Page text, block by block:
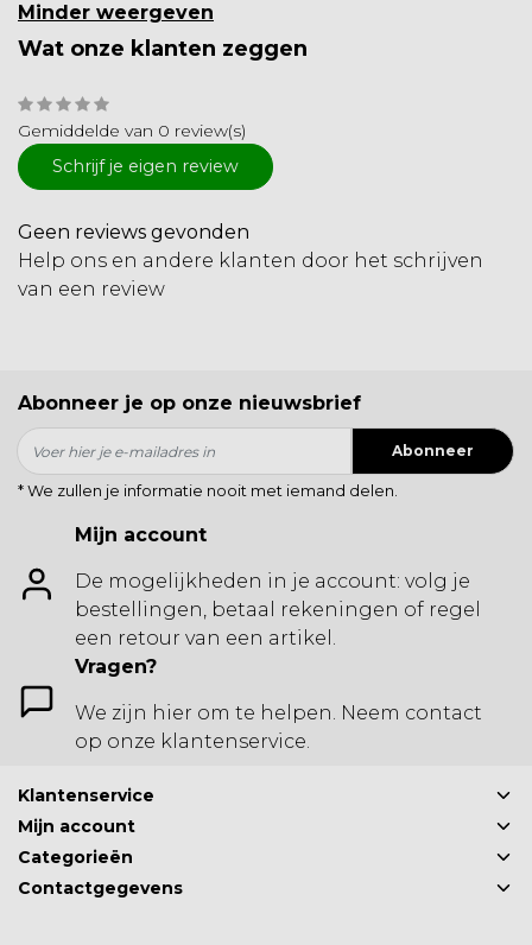
Minder weergeven
Wat onze klanten zeggen
Gemiddelde van 0 review(s)
Schrijf je eigen review
Geen reviews gevonden
Help ons en andere klanten door het schrijven
van een review
Abonneer je op onze nieuwsbrief
Abonneer
* We zullen je informatie nooit met iemand delen.
Mijn account
De mogelijkheden in je account: volg je
bestellingen, betaal rekeningen of regel
een retour van een artikel.
Vragen?
We zijn hier om te helpen. Neem contact
op onze klantenservice.
Klantenservice
Mijn account
Categorieën
Contactgegevens